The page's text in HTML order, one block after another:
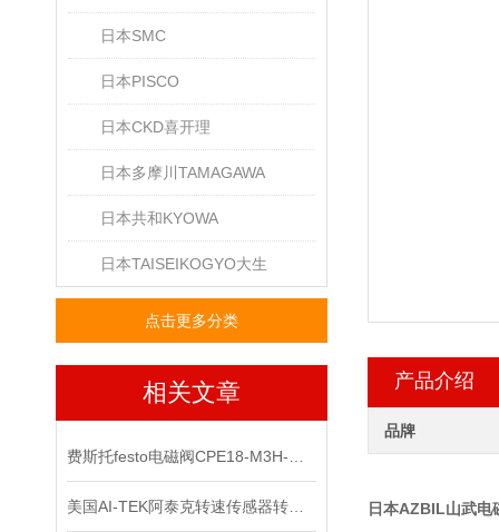
日本SMC
日本PISCO
日本CKD喜开理
日本多摩川TAMAGAWA
日本共和KYOWA
日本TAISEIKOGYO大生
点击更多分类
相关文章 产品介绍
品牌
日本AZBIL山武电